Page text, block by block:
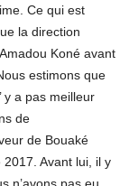
Ce qui est
la direction
Koné avant
estimons que
y a pas meilleur
de
de Bouaké
Avant lui, il y